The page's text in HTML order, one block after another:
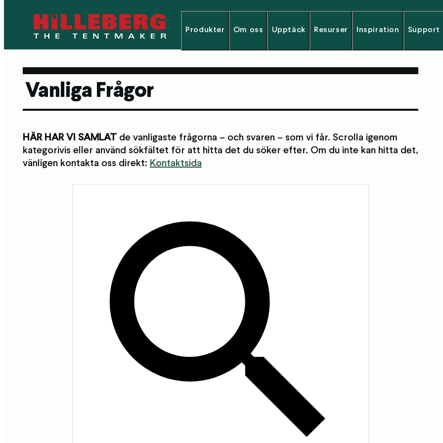
Produkter Om oss Upptäck Resurser Inspiration Support
Vanliga Frågor
HÄR HAR VI SAMLAT de vanligaste frågorna – och svaren – som vi får. Scrolla igenom
kategorivis eller använd sökfältet för att hitta det du söker efter. Om du inte kan hitta det,
vänligen kontakta oss direkt: Kontaktsida